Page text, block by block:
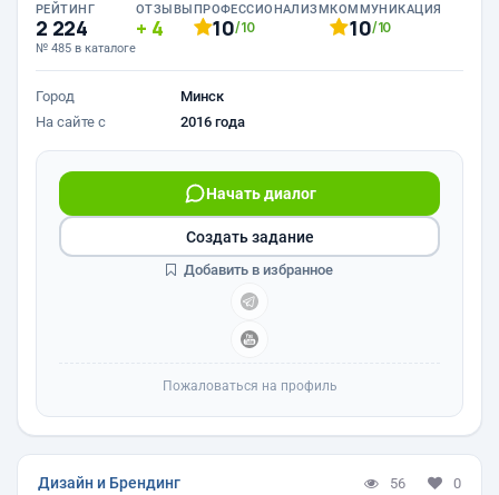
РЕЙТИНГ
2 224
№ 485 в каталоге
ОТЗЫВЫ
4
ПРОФЕССИОНАЛИЗМ
10/10
КОММУНИКАЦИЯ
10/10
Город
Минск
На сайте с
2016 года
Начать диалог
Создать задание
Добавить в избранное
Пожаловаться на профиль
Дизайн и Брендинг 56 0